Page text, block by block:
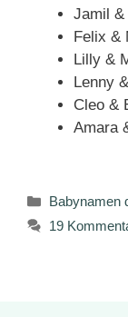
Jamil
Felix &
Lilly &
Lenny
Cleo &
Amara
Kategorien
Babynamen
19